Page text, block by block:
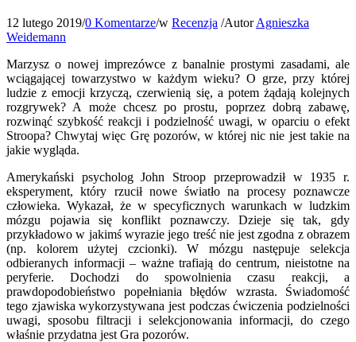
12 lutego 2019/0 Komentarze/w Recenzja /AutorAgnieszka
Weidemann
Marzysz o nowej imprezówce z banalnie prostymi zasadami, ale
wciągającej towarzystwo w każdym wieku? O grze, przy której
ludzie z emocji krzyczą, czerwienią się, a potem żądają kolejnych
rozgrywek? A może chcesz po prostu, poprzez dobrą zabawę,
rozwinąć szybkość reakcji i podzielność uwagi, w oparciu o efekt
Stroopa? Chwytaj więc Grę pozorów, w której nic nie jest takie na
jakie wygląda.
Amerykański psycholog John Stroop przeprowadził w 1935 r.
eksperyment, który rzucił nowe światło na procesy poznawcze
człowieka. Wykazał, że w specyficznych warunkach w ludzkim
mózgu pojawia się konflikt poznawczy. Dzieje się tak, gdy
przykładowo w jakimś wyrazie jego treść nie jest zgodna z obrazem
(np. kolorem użytej czcionki). W mózgu następuje selekcja
odbieranych informacji – ważne trafiają do centrum, nieistotne na
peryferie. Dochodzi do spowolnienia czasu reakcji, a
prawdopodobieństwo popełniania błędów wzrasta. Świadomość
tego zjawiska wykorzystywana jest podczas ćwiczenia podzielności
uwagi, sposobu filtracji i selekcjonowania informacji, do czego
właśnie przydatna jest Gra pozorów.